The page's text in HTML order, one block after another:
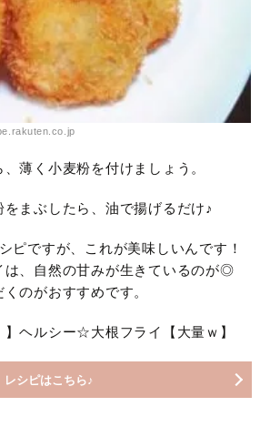
薄く小麦粉を付けましょう。
まぶしたら、油で揚げるだけ♪
ピですが、これが美味しいんです！
は、自然の甘みが生きているのが◎
のがおすすめです。
ヘルシー☆大根フライ【大量ｗ】
レシピはこちら♪